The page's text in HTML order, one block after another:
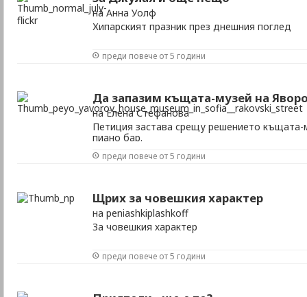
на Анна Уолф
Хипарският празник през днешния поглед
преди повече от 5 години
Да запазим къщата-музей на
на Елена Стефанова
Петиция застава срещу решението къщата-
пиано бар.
преди повече от 5 години
Щрих за човешкия характер
на peniashkiplashkoff
За човешкия характер
преди повече от 5 години